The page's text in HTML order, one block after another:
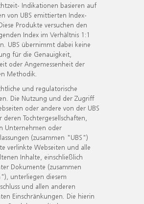
Indikationen basieren auf
von UBS emittierten Index-
Produkte versuchen den
Index im Verhältnis 1:1
UBS übernimmt dabei keine
für die Genauigkeit,
oder Angemessenheit der
Methodik.
und regulatorische
Die Nutzung und der Zugriff
oder andere von der UBS
deren Tochtergesellschaften,
Unternehmen oder
(zusammen "UBS")
verlinkte Webseiten und alle
Inhalte, einschließlich
Dokumente (zusammen
unterliegen diesem
und allen anderen
Einschränkungen. Die hierin